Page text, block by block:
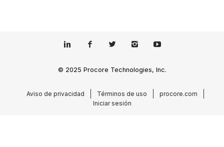
© 2025 Procore Technologies, Inc.
Aviso de privacidad Términos de uso
procore.com
Iniciar sesión